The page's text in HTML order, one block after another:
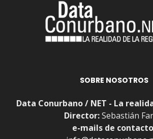
SOBRE NOSOTROS
Data Conurbano / NET - La
Director:Sebastián
e-mails de